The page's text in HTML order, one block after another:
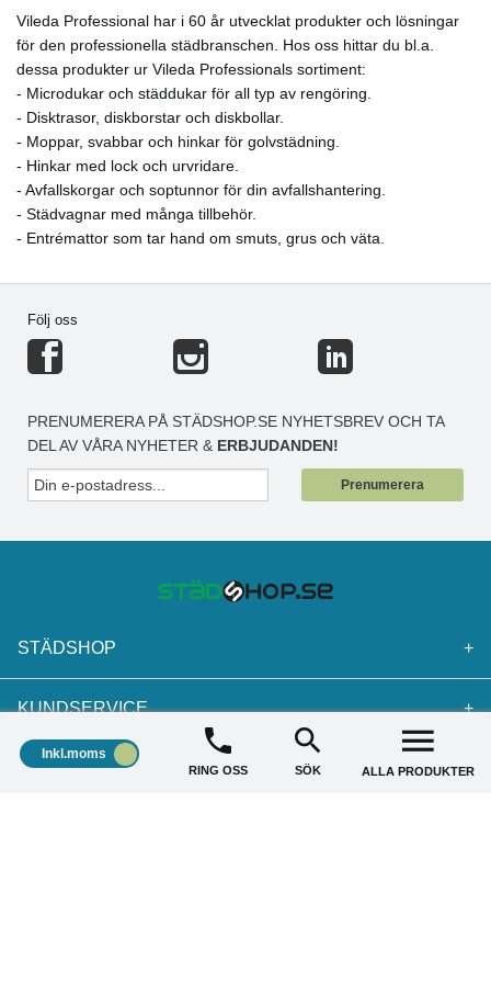
- Öppna stativet genom att klicka med foten på den
höga mörkblå delen
- Lägg en ren duk på golvet med moppsidan uppåt
- Trä in stativet under duken och klicka igen den
mörkblå platta delen för att stänga
- Lyft och placera moppen med moppsidan ned mot
golvet
3. Moppa med svep- eller skjutmetoden
4. Ta av moppen och lägg den till tvätt eller kasta
engångsduken:
- Klicka på den höga mörkblå delen så faller duken ner i
Vileda Professional har i 60 år utvecklat produkter och lösningar
för den professionella städbranschen. Hos oss hittar du bl.a.
dessa produkter ur Vileda Professionals sortiment:
- Microdukar och städdukar för all typ av rengöring.
- Disktrasor, diskborstar och diskbollar.
- Moppar, svabbar och hinkar för golvstädning.
- Hinkar med lock och urvridare.
- Avfallskorgar och soptunnor för din avfallshantering.
- Städvagnar med många tillbehör.
- Entrémattor som tar hand om smuts, grus och väta.
Följ oss
PRENUMERERA PÅ STÄDSHOP.SE NYHETSBREV OCH TA
DEL AV VÅRA NYHETER & ERBJUDANDEN!
Prenumerera
STÄDSHOP +
KUNDSERVICE +
AKTUELLA ERBJUDANDE +
Inkl.moms
RING OSS SÖK ALLA PRODUKTER